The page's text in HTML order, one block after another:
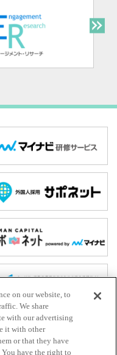
on our website, to
We share
with our advertising
it with other
or that they have
have the right to